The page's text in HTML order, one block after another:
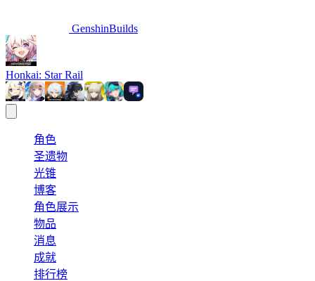
GenshinBuilds
Honkai: Star Rail
角色
圣遗物
光锥
博客
角色展示
物品
消息
成就
排行榜